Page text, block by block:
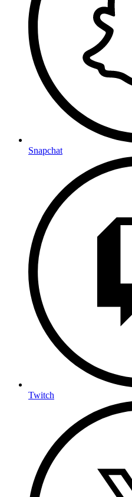
Snapchat
Twitch